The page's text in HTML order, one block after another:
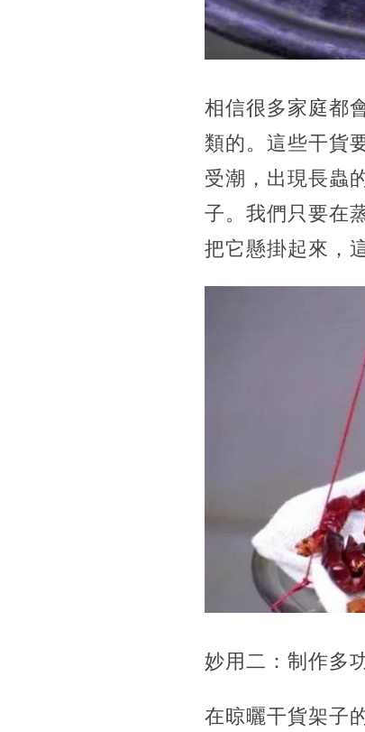
相信很多家庭都
類的。這些干貨
受潮，出現長蟲
子。我們只要在
把它懸掛起來，
妙用二：制作多
在晾曬干貨架子